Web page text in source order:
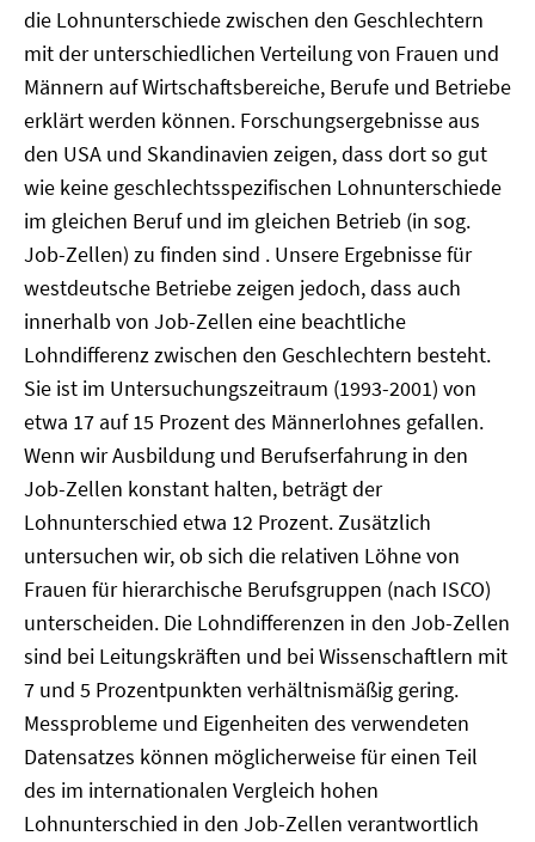
die Lohnunterschiede zwischen den Geschlechtern
mit der unterschiedlichen Verteilung von Frauen und
Männern auf Wirtschaftsbereiche, Berufe und Betriebe
erklärt werden können. Forschungsergebnisse aus
den USA und Skandinavien zeigen, dass dort so gut
wie keine geschlechtsspezifischen Lohnunterschiede
im gleichen Beruf und im gleichen Betrieb (in sog.
Job-Zellen) zu finden sind . Unsere Ergebnisse für
westdeutsche Betriebe zeigen jedoch, dass auch
innerhalb von Job-Zellen eine beachtliche
Lohndifferenz zwischen den Geschlechtern besteht.
Sie ist im Untersuchungszeitraum (1993-2001) von
etwa 17 auf 15 Prozent des Männerlohnes gefallen.
Wenn wir Ausbildung und Berufserfahrung in den
Job-Zellen konstant halten, beträgt der
Lohnunterschied etwa 12 Prozent. Zusätzlich
untersuchen wir, ob sich die relativen Löhne von
Frauen für hierarchische Berufsgruppen (nach ISCO)
unterscheiden. Die Lohndifferenzen in den Job-Zellen
sind bei Leitungskräften und bei Wissenschaftlern mit
7 und 5 Prozentpunkten verhältnismäßig gering.
Messprobleme und Eigenheiten des verwendeten
Datensatzes können möglicherweise für einen Teil
des im internationalen Vergleich hohen
Lohnunterschied in den Job-Zellen verantwortlich